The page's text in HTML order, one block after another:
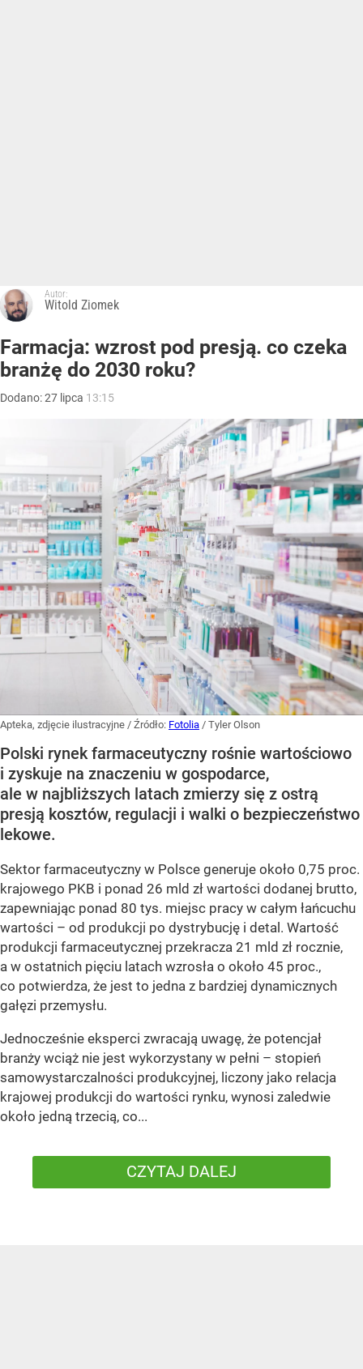
Autor:
Witold Ziomek
Farmacja: wzrost pod presją. co czeka
branżę do 2030 roku?
Dodano:27 lipca 13:15
Apteka, zdjęcie ilustracyjne / Źródło: Fotolia / Tyler Olson
Polski rynek farmaceutyczny rośnie wartościowo
i zyskuje na znaczeniu w gospodarce,
ale w najbliższych latach zmierzy się z ostrą
presją kosztów, regulacji i walki o bezpieczeństwo
lekowe.
Sektor farmaceutyczny w Polsce generuje około 0,75 proc.
krajowego PKB i ponad 26 mld zł wartości dodanej brutto,
zapewniając ponad 80 tys. miejsc pracy w całym łańcuchu
wartości – od produkcji po dystrybucję i detal. Wartość
produkcji farmaceutycznej przekracza 21 mld zł rocznie,
a w ostatnich pięciu latach wzrosła o około 45 proc.,
co potwierdza, że jest to jedna z bardziej dynamicznych
gałęzi przemysłu.
Jednocześnie eksperci zwracają uwagę, że potencjał
branży wciąż nie jest wykorzystany w pełni – stopień
samowystarczalności produkcyjnej, liczony jako relacja
krajowej produkcji do wartości rynku, wynosi zaledwie
około jedną trzecią, co...
CZYTAJ DALEJ